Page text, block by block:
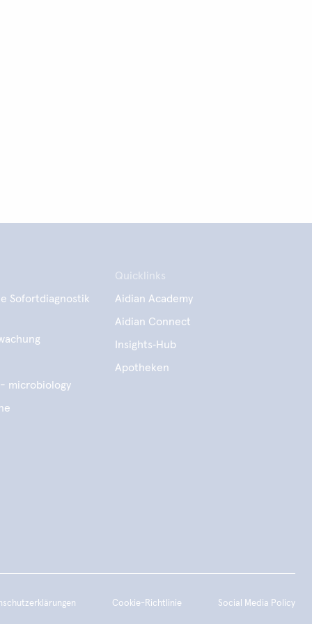
Sofortdiagnostik
microbiology
Quicklinks
Aidian Academy
Aidian Connect
Insights‑Hub
Apotheken
Cookie-Richtlinie Social Media Policy